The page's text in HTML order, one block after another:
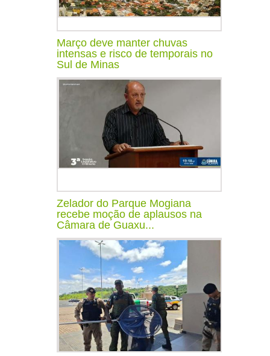
Março deve manter chuvas
intensas e risco de temporais no
Sul de Minas
Zelador do Parque Mogiana
recebe moção de aplausos na
Câmara de Guaxu...